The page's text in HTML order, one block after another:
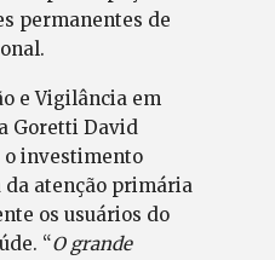
permanentes de
e Vigilância em
Goretti David
o investimento
atenção primária
os usuários do
“O grande